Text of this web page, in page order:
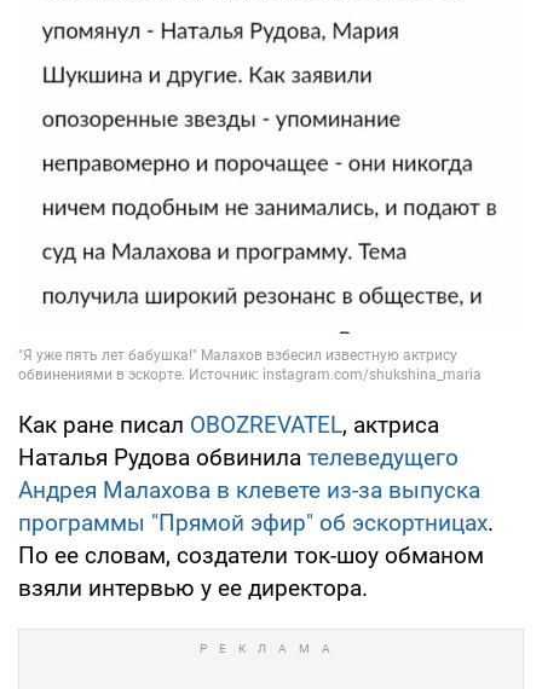
Как ране писал OBOZREVATEL, актриса
Наталья Рудова обвинила телеведущего
Андрея Малахова в клевете из-за выпуска
программы "Прямой эфир" об эскортницах.
По ее словам, создатели ток-шоу обманом
взяли интервью у ее директора.